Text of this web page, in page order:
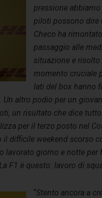
pressione
piloti possono dire
Checo ha
passaggio alle
situazione e
momento cruciale
lati del box hanno
altro podio per un
un risultato che dice
per il terzo posto nel
difficile weekend scorso
lavorato giorno e notte
F1 è questo: lavoro di
“Stento ancora a